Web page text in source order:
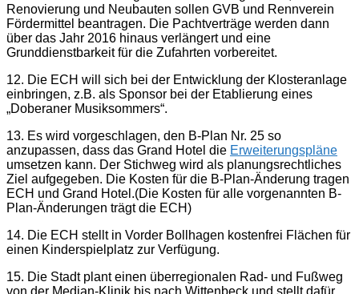
Renovierung und Neubauten sollen GVB und Rennverein
Fördermittel beantragen. Die Pachtverträge werden dann
über das Jahr 2016 hinaus verlängert und eine
Grunddienstbarkeit für die Zufahrten vorbereitet.
12. Die ECH will sich bei der Entwicklung der Klosteranlage
einbringen, z.B. als Sponsor bei der Etablierung eines
„Doberaner Musiksommers“.
13. Es wird vorgeschlagen, den B-Plan Nr. 25 so
anzupassen, dass das Grand Hotel die Erweiterungspläne
umsetzen kann. Der Stichweg wird als planungsrechtliches
Ziel aufgegeben. Die Kosten für die B-Plan-Änderung tragen
ECH und Grand Hotel.(Die Kosten für alle vorgenannten B-
Plan-Änderungen trägt die ECH)
14. Die ECH stellt in Vorder Bollhagen kostenfrei Flächen für
einen Kinderspielplatz zur Verfügung.
15. Die Stadt plant einen überregionalen Rad- und Fußweg
von der Median-Klinik bis nach Wittenbeck und stellt dafür